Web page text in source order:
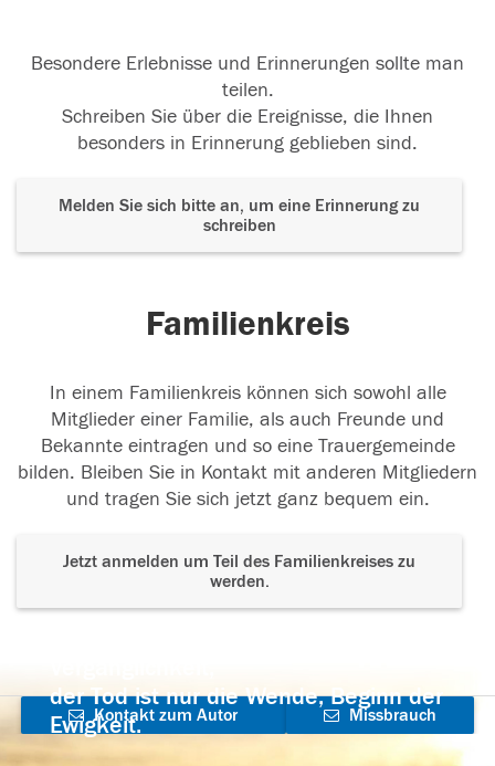
Besondere Erlebnisse und Erinnerungen sollte man
teilen.
Schreiben Sie über die Ereignisse, die Ihnen
besonders in Erinnerung geblieben sind.
Melden Sie sich bitte an, um eine Erinnerung zu
schreiben
Familienkreis
In einem Familienkreis können sich sowohl alle
Mitglieder einer Familie, als auch Freunde und
Bekannte eintragen und so eine Trauergemeinde
bilden. Bleiben Sie in Kontakt mit anderen Mitgliedern
und tragen Sie sich jetzt ganz bequem ein.
Jetzt anmelden um Teil des Familienkreises zu
werden.
der Tod ist nur die Wende, Beginn der
Ewigkeit.
Kontakt zum Autor
aufnehmen
Missbrauch